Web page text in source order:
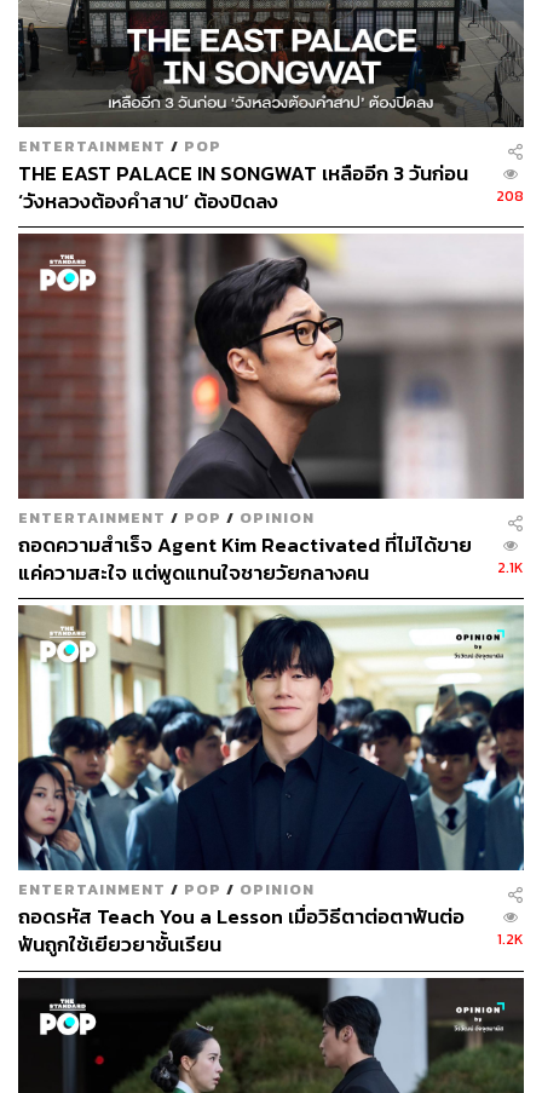
ในด้านของทีมผู้ผลิตละครได้กล่าวถึงนักแสดงนำทั้งสองเอา
ไว้ว่า “แม้ว่าตัวละครแบคซึงยูจะไม่ค่อยแสดงอารมณ์ทาง
สีหน้ามากมายนัก แต่อีโดฮยอนก็สามารถซึมซับความรู้สึก
ของตัวละครได้ดีมาก เราอยากให้ผู้ชมตั้งตารอการแสดงที่
จริงใจของอีโดฮยอนที่จะเปล่งประกายอีกครั้งในซีรีส์เรื่องนี้
“ส่วนนักแสดงอิมซูจองก็เช่นกัน เธอสามารถเข้าถึงตัวละคร
จินตนาการถึงใครที่จะมารับบทนี้ได้เลยนอกจากเธอ และเรา
เชื่อว่าการแสดงของอิมซูจองในซีรีส์Melancholia
หัวใจของผู้ชมให้เต้นแรงได้อีกครั้งแน่นอน”
Melancholiaกำกับโดย คิมซังฮยอก(Extraordinary You,
True Beauty)
เขียนบทโดย คิมจีอุน( Doctor John , Hyde
Jekyll, Me)ออกอากาศทุกวันพุธ-พฤหัสบดี เริ่มตอนแรกวันที่
12 พฤศจิกายน
ชมได้ผ่าน Viu Thailand
ตัวอย่างซีรีส์ Melancholia
ENTERTAINMENT / POP
THE EAST PALACE IN SONGWAT เหลืออีก 3 วันก่อน
‘วังหลวงต้องคำสาป’ ต้องปิดลง
208
ENTERTAINMENT / POP / OPINION
ถอดความสำเร็จ Agent Kim Reactivated ที่ไม่ได้ขาย
แค่ความสะใจ แต่พูดแทนใจชายวัยกลางคน
2.1K
ENTERTAINMENT / POP / OPINION
ถอดรหัส Teach You a Lesson เมื่อวิธีตาต่อตาฟันต่อ
ฟันถูกใช้เยียวยาชั้นเรียน
1.2K